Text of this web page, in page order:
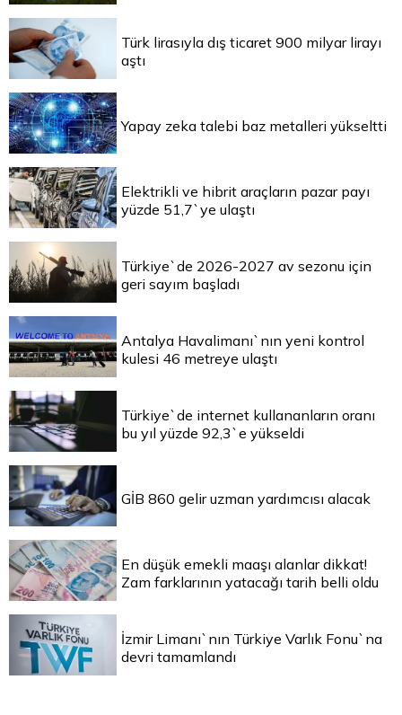
Türk lirasıyla dış ticaret 900 milyar lirayı
aştı
Yapay zeka talebi baz metalleri yükseltti
Elektrikli ve hibrit araçların pazar payı
yüzde 51,7`ye ulaştı
Türkiye`de 2026-2027 av sezonu için
geri sayım başladı
Antalya Havalimanı`nın yeni kontrol
kulesi 46 metreye ulaştı
Türkiye`de internet kullananların oranı
bu yıl yüzde 92,3`e yükseldi
GİB 860 gelir uzman yardımcısı alacak
En düşük emekli maaşı alanlar dikkat!
Zam farklarının yatacağı tarih belli oldu
İzmir Limanı`nın Türkiye Varlık Fonu`na
devri tamamlandı